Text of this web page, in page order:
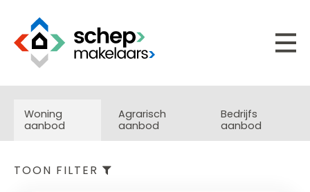
Woning
aanbod
Agrarisch
aanbod
Bedrijfs
aanbod
TOON FILTER